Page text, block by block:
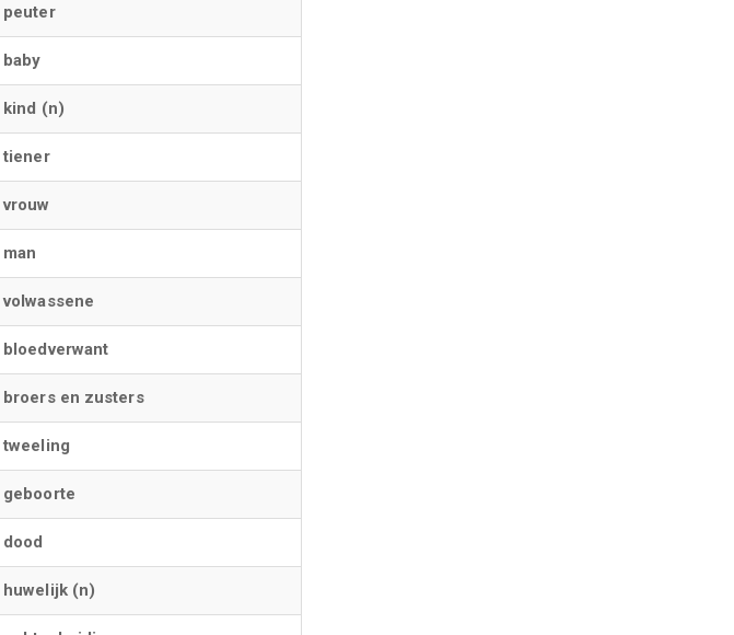
peuter
baby
kind (n)
tiener
vrouw
man
volwassene
bloedverwant
broers en zusters
tweeling
geboorte
dood
huwelijk (n)